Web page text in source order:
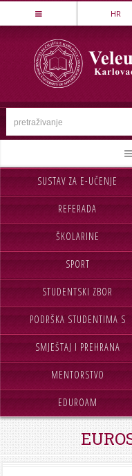
Stručni studij
LOVSTVO I ZAŠTITA PRIRODE
MEHATRONIKA
PREHRAMBENA TEHNOLOGIJA
SIGURNOST I ZAŠTITA
TEKSTILSTVO
UGOSTITELJSTVO
Specijalistički studij
POSLOVNO UPRAVLJANJE
SIGURNOST I ZAŠTITA
STROJARSTVO
HR
NASLOVNA
VELEUČILIŠTE
STUDENTI
CJELOŽIVOTNO UČENJE
NABAVA
SKUP ZRZZ
SUSTAV ZA E-UČENJE
REFERADA
ŠKOLARINE
SPORT
STUDENTSKI ZBOR
PODRŠKA STUDENTIMA S
INVALIDITETOM
SMJEŠTAJ I PREHRANA
MENTORSTVO
EDUROAM